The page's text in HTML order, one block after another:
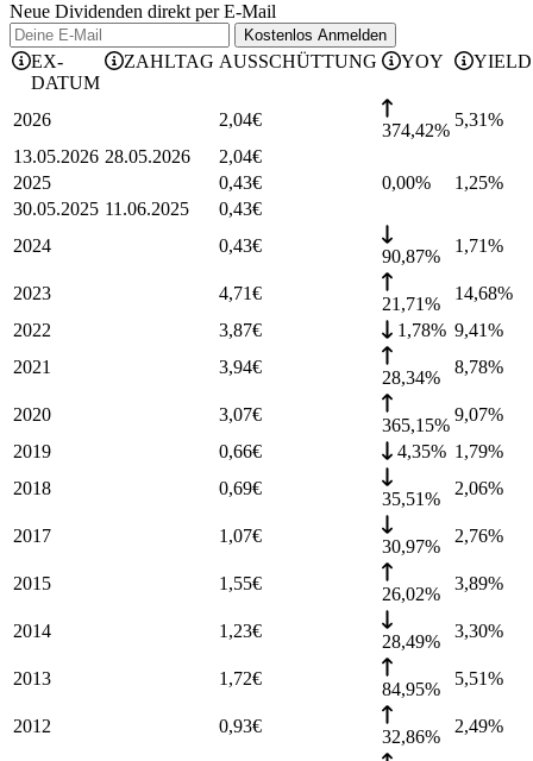
Neue Dividenden direkt per E-Mail
Kostenlos Anmelden
EX-
DATUM
ZAHLTAG AUSSCHÜTTUNG YOY YIELD
2026 2,04€
374,42%
5,31%
13.05.2026 28.05.2026 2,04€
2025
0,43€ 0,00% 1,25%
30.05.2025 11.06.2025 0,43€
2024
0,43€
90,87%
1,71%
2023 4,71€
21,71%
14,68%
2022
3,87€ 1,78% 9,41%
2021
3,94€
28,34%
8,78%
2020 3,07€
365,15%
9,07%
2019
0,66€ 4,35% 1,79%
2018
0,69€
35,51%
2,06%
2017 1,07€
30,97%
2,76%
2015 1,55€
26,02%
3,89%
2014 1,23€
28,49%
3,30%
2013 1,72€
84,95%
5,51%
2012 0,93€
32,86%
2,49%